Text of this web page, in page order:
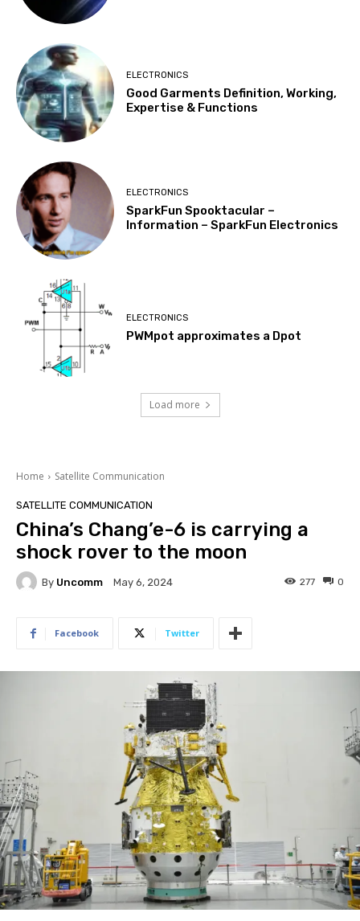
ELECTRONICS
Good Garments Definition, Working,
Expertise & Functions
ELECTRONICS
SparkFun Spooktacular –
Information – SparkFun Electronics
ELECTRONICS
PWMpot approximates a Dpot
Load more